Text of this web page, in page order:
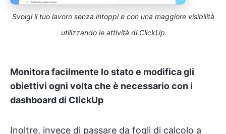
Svolgi il tuo lavoro senza intoppi e con una maggiore visibilità
utilizzando le attività di ClickUp
Monitora facilmente lo stato e modifica gli
obiettivi ogni volta che è necessario con i
dashboard di ClickUp
Inoltre, invece di passare da fogli di calcolo a